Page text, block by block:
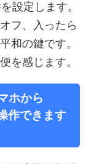
設定します。
フ、入ったら
和の鍵です。
を感じます。
ホから
作できます